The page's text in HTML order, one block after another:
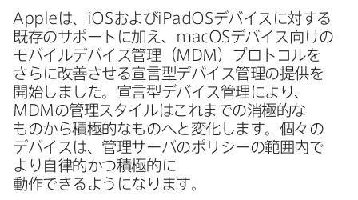
Apple は、 iOSおよびiPadOSデバイスに​対する​
既存の​サポートに​加え、
macOSデバイス向けの​
モバイルデバイス管理​（MDM ）​プロトコルを​
さらに​改善させる​宣言型デバイス管理の​提供を​
開始しました。​宣言型デバイス管理に​より、
MDMの​管理スタイルは​これまでの​消極的な​
ものから​積極的な​ものへと​変化します。​個々の​
デバイスは、​管理サーバの​ポリシーの​範囲内で​
より​自律的かつ​積極的に​
動作できるようになります。